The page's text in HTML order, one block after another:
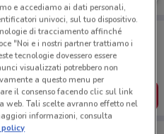
sempre con te!
offerte dei negozi vicino a te,
lista del risparmio, comodamente
L’APP
e accediamo ai dati personali,
univoci, sul tuo dispositivo.
di tracciamento affinché
"Noi e i nostri partner trattiamo i
tecnologie dovessero essere
visualizzati potrebbero non
a questo menu per
il consenso facendo clic sul link
Tali scelte avranno effetto nel
informazioni, consulta
policy